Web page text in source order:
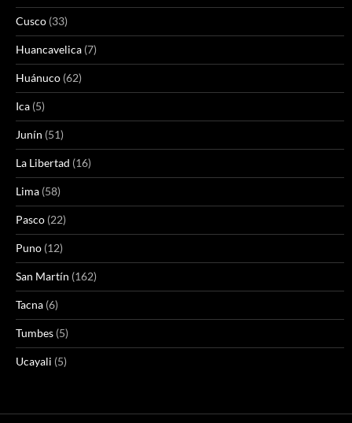
Cusco (33)
Huancavelica (7)
Huánuco (62)
Ica (5)
Junín (51)
La Libertad (16)
Lima (58)
Pasco (22)
Puno (12)
San Martín (162)
Tacna (6)
Tumbes (5)
Ucayali (5)